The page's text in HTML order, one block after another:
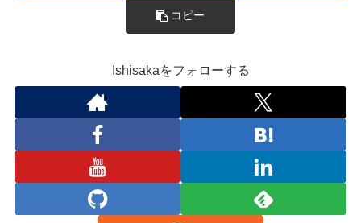
コピー
Ishisakaをフォローする